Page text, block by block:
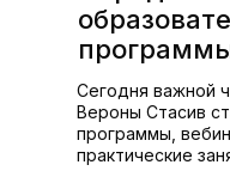
Сегодня важной
Вероны Стасив
программы,
практические